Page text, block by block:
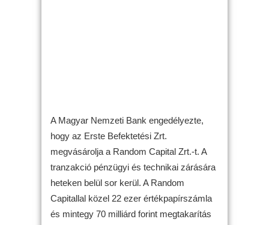
A Magyar Nemzeti Bank engedélyezte,
hogy az Erste Befektetési Zrt.
megvásárolja a Random Capital Zrt.-t. A
tranzakció pénzügyi és technikai zárására
heteken belül sor kerül. A Random
Capitallal közel 22 ezer értékpapírszámla
és mintegy 70 milliárd forint megtakarítás